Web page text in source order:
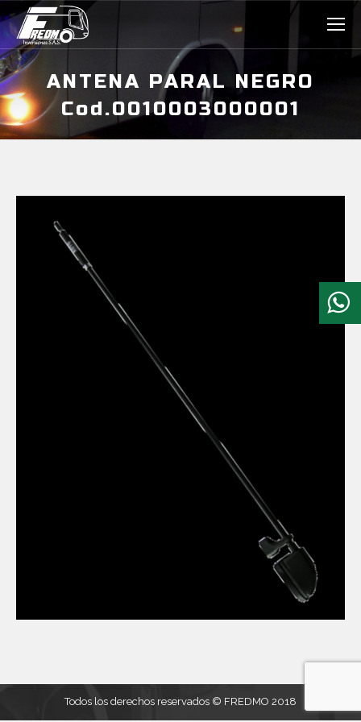
ANTENA PARAL NEGRO
Cod.0010003000001
Todos los derechos reservados © FREDMO 2018